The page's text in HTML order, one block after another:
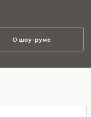
О шоу-руме